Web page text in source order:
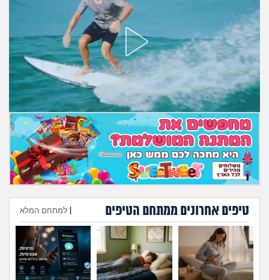
בית, שכנים ושותפים
מה שעובר עליי
שומרים על הגוף
פיננסי וכלכלה
בין הסדינים
חיות מחמד
יוקר המחיה
גאווה
טיפים אחרונים ממתחם הטיפים למתחם המלא
הוספת טיפ